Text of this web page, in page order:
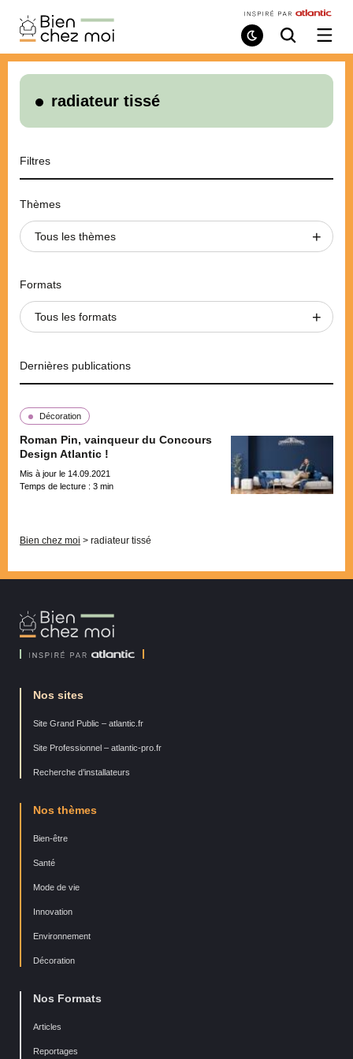
Bien
Chez
Moi
Mode
de
Recherche
/
le
radiateur tissé
Filtres
Thèmes
Tous les thèmes
Formats
Tous les formats
Dernières publications
Décoration
Roman Pin, vainqueur du Concours
Design Atlantic !
Mis à jour le 14.09.2021
Temps de lecture : 3 min
Bien chez moi > radiateur tissé
Bien
Chez
Nos sites
Site Grand Public – atlantic.fr
Site Professionnel – atlantic-pro.fr
Recherche d’installateurs
Nos thèmes
Bien-être
Santé
Mode de vie
Innovation
Environnement
Décoration
Nos Formats
Articles
Reportages